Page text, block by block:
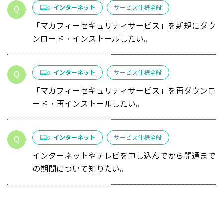
インターネット サービス仕様全般
「マカフィーセキュリティサービス」を新規にダウ
ンロード・インストールしたい。
インターネット サービス仕様全般
「マカフィーセキュリティサービス」を再ダウンロ
ード・再インストールしたい。
インターネット サービス仕様全般
インターネットやテレビを申し込んでから開通まで
の期間について知りたい。